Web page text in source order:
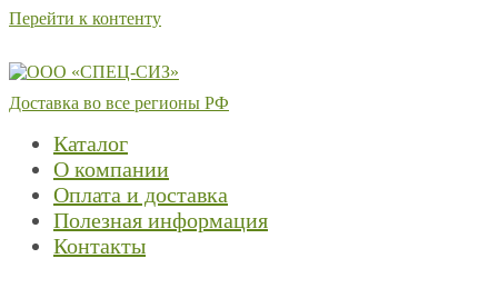
Перейти к контенту
Доставка во все регионы РФ
Каталог
О компании
Оплата и доставка
Полезная информация
Контакты